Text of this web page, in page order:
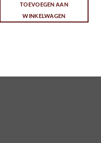
TOEVOEGEN AAN
WINKELWAGEN